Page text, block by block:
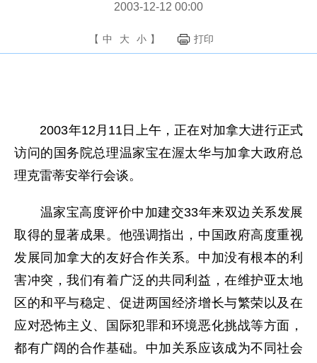
2003-12-12 00:00
【 中 大 小 】 打印
2003年12月11日上午，正在对加拿大进行正式
访问的国务院总理温家宝在渥太华与加拿大政府总
理克雷蒂安举行会谈。
温家宝高度评价中加建交33年来双边关系发展
取得的显著成果。他强调指出，中国政府高度重视
发展同加拿大的友好合作关系。中加没有根本的利
害冲突，我们有着广泛的共同利益，在维护亚太地
区的和平与稳定、促进两国经济增长与繁荣以及在
应对恐怖主义、国际犯罪和环境恶化挑战等方面，
都有广阔的合作基础。中加关系应该成为不同社会